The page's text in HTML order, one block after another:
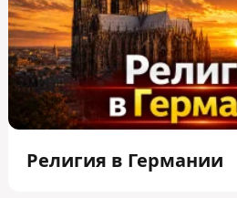
Религия в Германии